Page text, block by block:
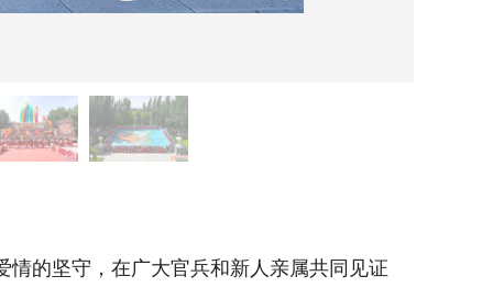
情的坚守，在广大官兵和新人亲属共同见证